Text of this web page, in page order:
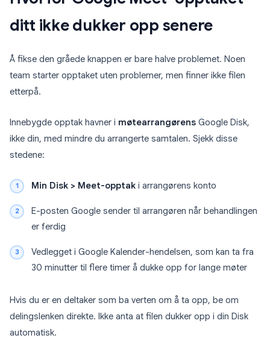
ditt ikke dukker opp senere
Å fikse den gråede knappen er bare halve problemet. Noen
team starter opptaket uten problemer, men finner ikke filen
etterpå.
Innebygde opptak havner i møtearrangørens Google Disk,
ikke din, med mindre du arrangerte samtalen. Sjekk disse
stedene:
Min Disk > Meet-opptak i arrangørens konto
E-posten Google sender til arrangøren når behandlingen
er ferdig
Vedlegget i Google Kalender-hendelsen, som kan ta fra
30 minutter til flere timer å dukke opp for lange møter
Hvis du er en deltaker som ba verten om å ta opp, be om
delingslenken direkte. Ikke anta at filen dukker opp i din Disk
automatisk.